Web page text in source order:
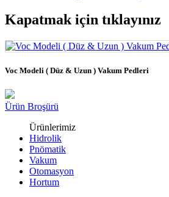
Kapatmak için tıklayınız
Voc Modeli ( Düz & Uzun ) Vakum Pedleri
Ürün Broşürü
Ürünlerimiz
Hidrolik
Pnömatik
Vakum
Otomasyon
Hortum